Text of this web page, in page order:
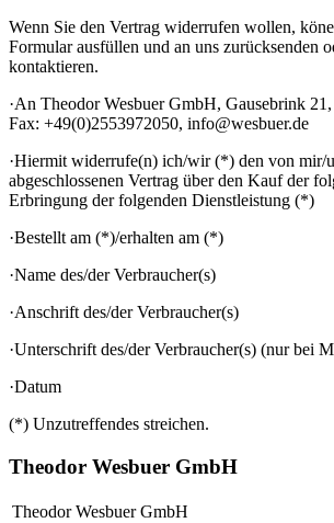
Wenn Sie den Vertrag widerrufen wollen,
Formular ausfüllen und an uns zurücksenden
kontaktieren.
·An Theodor Wesbuer GmbH, Gausebrink
Fax: +49(0)2553972050, info@wesbuer.de
·Hiermit widerrufe(n) ich/wir (*) den von mir/
abgeschlossenen Vertrag über den Kauf der
Erbringung der folgenden Dienstleistung (*)
·Bestellt am (*)/erhalten am (*)
·Name des/der Verbraucher(s)
·Anschrift des/der Verbraucher(s)
·Unterschrift des/der Verbraucher(s) (nur bei
·Datum
(*) Unzutreffendes streichen.
Theodor Wesbuer GmbH
Theodor Wesbuer GmbH